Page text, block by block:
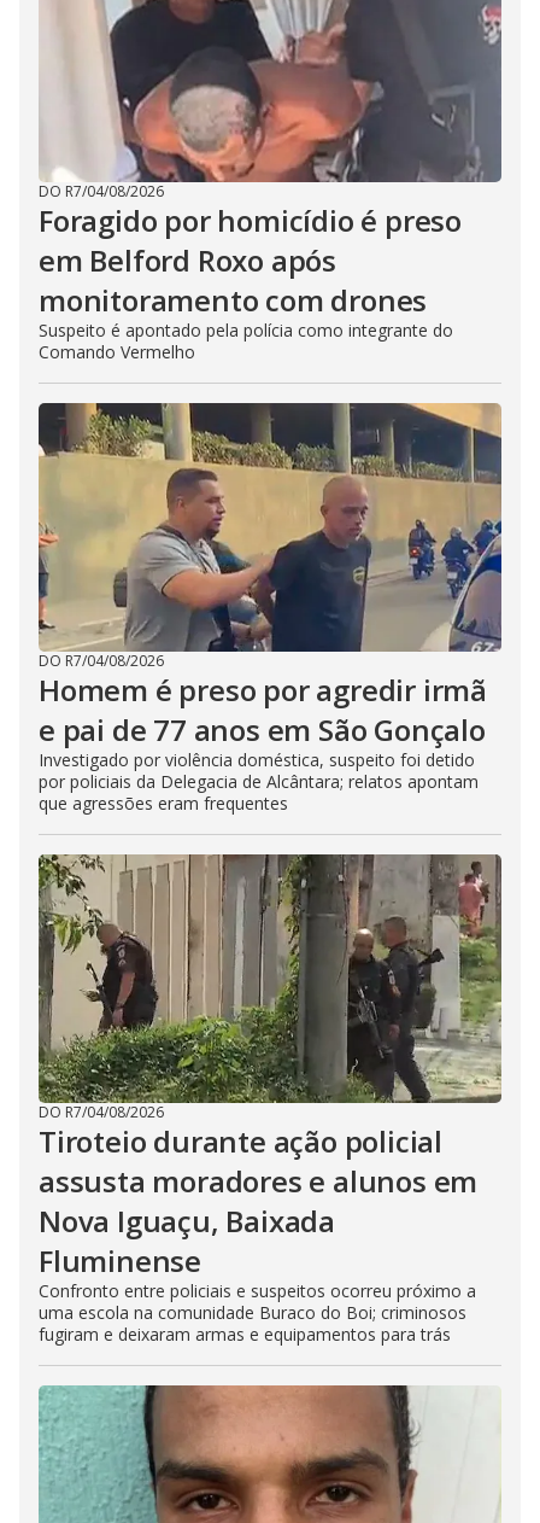
DO R7/04/08/2026
Foragido por homicídio é preso
em Belford Roxo após
monitoramento com drones
Suspeito é apontado pela polícia como integrante do
Comando Vermelho
DO R7/04/08/2026
Homem é preso por agredir irmã
e pai de 77 anos em São Gonçalo
Investigado por violência doméstica, suspeito foi detido
por policiais da Delegacia de Alcântara; relatos apontam
que agressões eram frequentes
DO R7/04/08/2026
Tiroteio durante ação policial
assusta moradores e alunos em
Nova Iguaçu, Baixada
Fluminense
Confronto entre policiais e suspeitos ocorreu próximo a
uma escola na comunidade Buraco do Boi; criminosos
fugiram e deixaram armas e equipamentos para trás